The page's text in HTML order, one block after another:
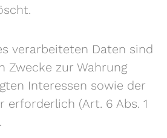
verarbeiteten Daten sind
Zwecke zur Wahrung
Interessen sowie der
erforderlich (Art. 6 Abs. 1